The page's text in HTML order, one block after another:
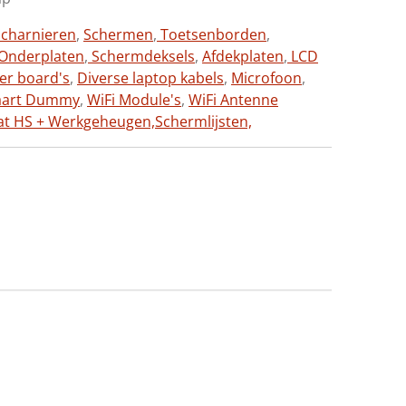
, Schermen, Toetsenborden,
, Schermdeksels, Afdekplaten, LCD
board's, Diverse laptop kabels, Microfoon,
Dummy, WiFi Module's, WiFi Antenne
HS + Werkgeheugen,Schermlijsten,